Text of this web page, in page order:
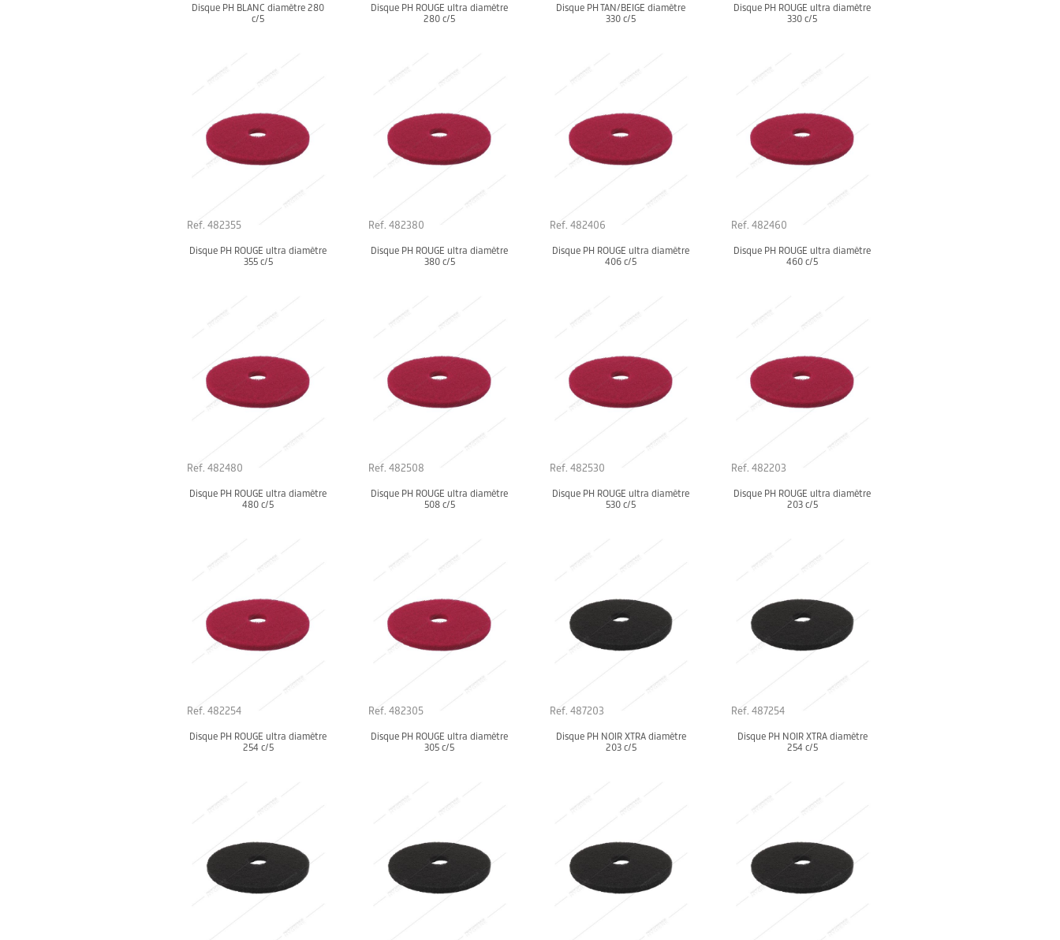
Disque PH BLANC diamètre 280
c/5
Disque PH ROUGE ultra diamètre
280 c/5
Disque PH TAN/BEIGE diamètre
330 c/5
Disque PH ROUGE ultra diamètre
330 c/5
Ref. 482355
Disque PH ROUGE ultra diamètre
355 c/5
Ref. 482380
Disque PH ROUGE ultra diamètre
380 c/5
Ref. 482406
Disque PH ROUGE ultra diamètre
406 c/5
Ref. 482460
Disque PH ROUGE ultra diamètre
460 c/5
Ref. 482480
Disque PH ROUGE ultra diamètre
480 c/5
Ref. 482508
Disque PH ROUGE ultra diamètre
508 c/5
Ref. 482530
Disque PH ROUGE ultra diamètre
530 c/5
Ref. 482203
Disque PH ROUGE ultra diamètre
203 c/5
Ref. 482254
Disque PH ROUGE ultra diamètre
254 c/5
Ref. 482305
Disque PH ROUGE ultra diamètre
305 c/5
Ref. 487203
Disque PH NOIR XTRA diamètre
203 c/5
Ref. 487254
Disque PH NOIR XTRA diamètre
254 c/5